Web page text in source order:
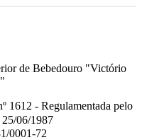
de Bebedouro "Victório
º1612 - Regulamentada pelo
25/06/1987
0001-72